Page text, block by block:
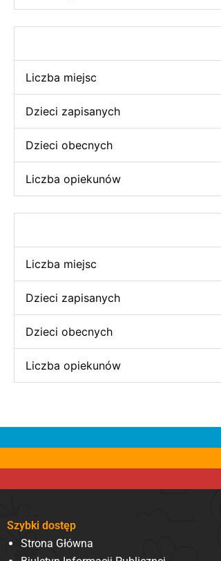
Liczba miejsc
Dzieci zapisanych
Dzieci obecnych
Liczba opiekunów
Liczba miejsc
Dzieci zapisanych
Dzieci obecnych
Liczba opiekunów
Szybki dostęp
Strona Główna